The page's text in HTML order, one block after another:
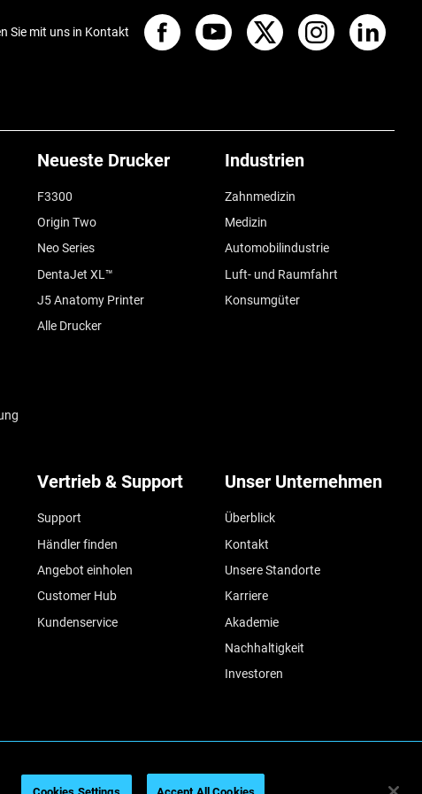
Neueste Drucker
F3300
Origin Two
Neo Series
DentaJet XL™
J5 Anatomy Printer
Alle Drucker
Industrien
Zahnmedizin
Medizin
Automobilindustrie
Luft- und Raumfahrt
Konsumgüter
Vertrieb & Support
Support
Händler finden
Angebot einholen
Customer Hub
Kundenservice
Unser Unternehmen
Überblick
Kontakt
Unsere Standorte
Karriere
Akademie
Nachhaltigkeit
Investoren
Sie mit uns in Kontakt
REACH compliance